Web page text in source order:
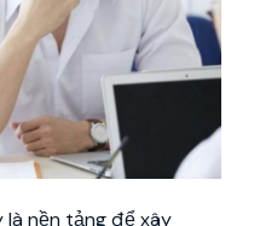
nền tảng để xây